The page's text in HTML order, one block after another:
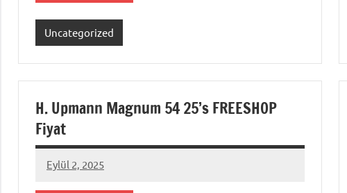
Uncategorized
H. Upmann Magnum 54 25’s FREESHOP
Fiyat
Eylül 2, 2025
admin